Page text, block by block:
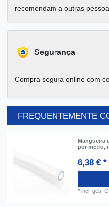
recomendam a outras
Segurança
Compra segura online com
FREQUENTEMENTE
Mangueira
por metro,
6,38 € *
*incl. ges.